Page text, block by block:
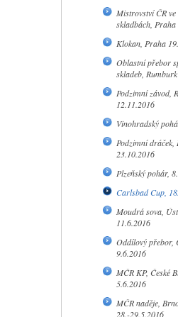
Mistrovství ČR ve
skladbách,
Klokan, Praha
Oblastní přebor
skladeb,
Podzimní závod,
12.11.2016
Vinohradský
Podzimní dráček,
23.10.2016
Plzeňský pohár,
Carlsbad Cup,
Moudrá sova,
11.6.2016
Oddílový přebor,
9.6.2016
MČR KP, České
5.6.2016
MČR naděje,
28.-29.5.2016